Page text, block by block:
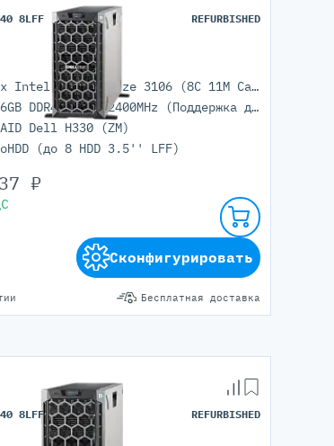
8LFF REFURBISHED
1x Intel Xeon Bronze 3106 (8C 11M Cache 1.70 GHz)
16GB DDR4 RDIMM 2400MHz (Поддержка до 1Tb максимально, 16 RDIMM портов)
Dell H330 (ZM)
(до 8 HDD 3.5'' LFF)
Бесплатная доставка
₽
Сконфигурировать
8LFF REFURBISHED